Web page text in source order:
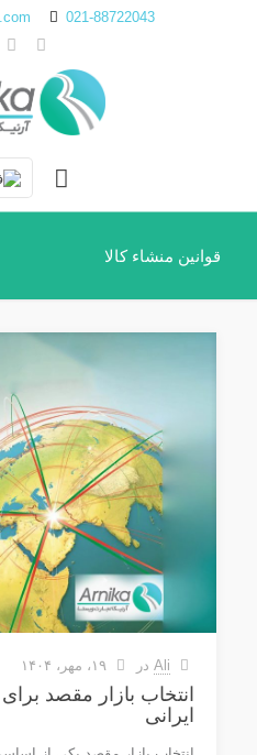
021-88722043
قوانین منشاء کالا
Ali در ۱۹، مهر، ۱۴۰۴
انتخاب بازار مقصد
ایرانی